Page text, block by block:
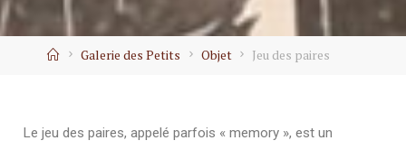
Galerie des Petits Objet Jeu des paires
Le jeu des paires, appelé parfois « memory », est un